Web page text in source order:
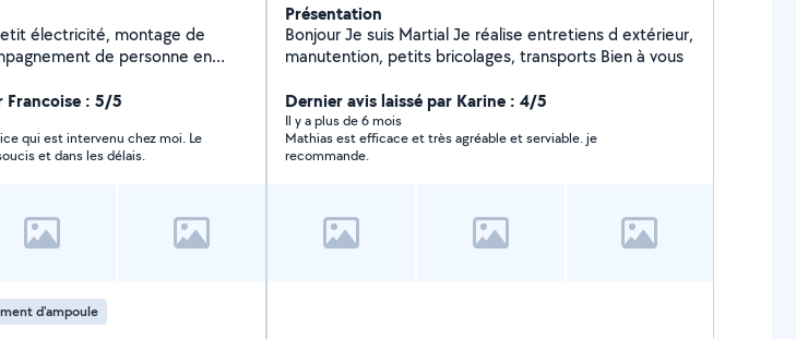
montage de
de personne en
aux personnes.
Francoise : 5/5
qui est intervenu chez moi. Le
et dans les délais.
d'ampoule
Présentation
Bonjour Je suis Martial Je réalise entretiens d extérieur,
manutention, petits bricolages, transports Bien à vous
Dernier avis laissé par Karine : 4/5
Il y a plus de 6 mois
Mathias est efficace et très agréable et serviable. je
recommande.